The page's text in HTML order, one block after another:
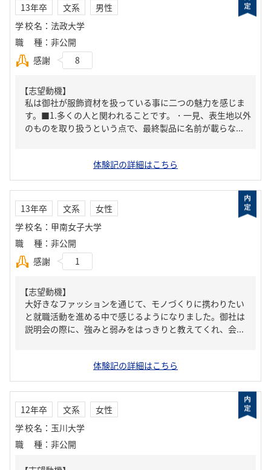
13年卒 文系
男性
学校名 ： 法政大学
職種 ： 非公開
感謝
8
【志望動機】
私は御社が服飾資材を扱っている事に二つの魅力を感じま
す。■1.多くの人と関われることです。・一見、表生地以外
のものを取り扱うという点で、最終製品に名前が載らな...
体験記の詳細はこちら
13年卒 文系
女性
学校名 ： 甲南女子大学
職種 ： 非公開
感謝
1
【志望動機】
大好きなファッションを通じて、モノづくりに携わりたい
と就職活動を進める中で感じるようになりました。御社は
説明会の際に、強みと弱みをはっきりと教えてくれ、会...
体験記の詳細はこちら
12年卒 文系
女性
学校名 ： 玉川大学
職種 ： 非公開